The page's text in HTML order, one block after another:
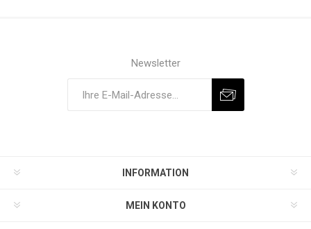
Newsletter
INFORMATION
MEIN KONTO